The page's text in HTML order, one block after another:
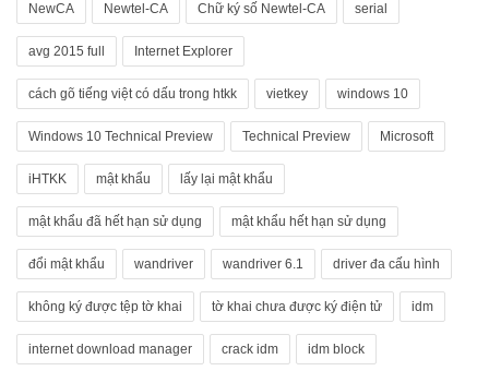
NewCA Newtel-CA Chữ ký số Newtel-CA serial
avg 2015 full Internet Explorer
cách gõ tiếng việt có dấu trong htkk vietkey windows 10
Windows 10 Technical Preview Technical Preview Microsoft
iHTKK mật khẩu lấy lại mật khẩu
mật khẩu đã hết hạn sử dụng mật khẩu hết hạn sử dụng
đổi mật khẩu wandriver wandriver 6.1 driver đa cấu hình
không ký được tệp tờ khai tờ khai chưa được ký điện tử idm
internet download manager crack idm idm block